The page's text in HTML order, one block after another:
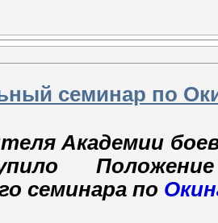
семинар по
Академии
семинара по